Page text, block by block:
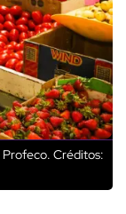
Profeco. Créditos: